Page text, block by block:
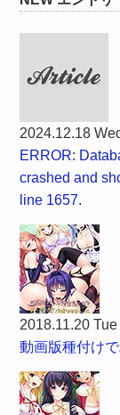
2024.12.18
ERROR:
crashed and
line 1657.
2018.11.20 Tue
動画版種付け